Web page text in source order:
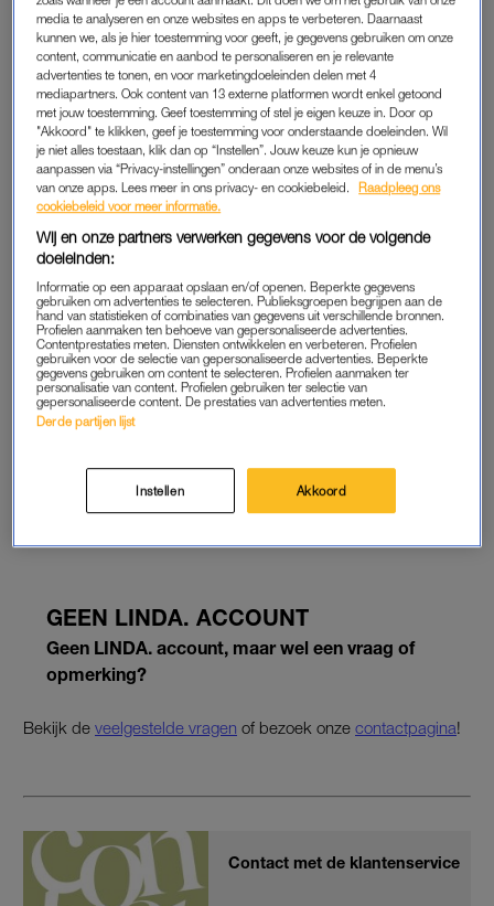
Log in op mijn.linda.nl en krijg hiermee toegang tot jouw
LINDA. account. Je kunt hier je gegevens wijzigen,
facturen inzien & downloaden en in contact komen met
de klantenservice.
LOG IN OP JOUW LINDA. ACCOUNT.
LINDA. ACCOUNT
Heb ik een LINDA. account?
Een LINDA. account krijg je automatisch als je een LINDA.- of
LINDA.meiden abonnement afsluit. Heb je nog geen
abonnementen en acties we op dit moment aanbieden.
GEEN LINDA. ACCOUNT
Geen LINDA. account, maar wel een vraag of
opmerking?
Bekijk de veelgestelde vragen of bezoek onze contactpagina!
Contact met de klantenservice
media te analyseren en onze websites en apps te verbeteren. Daarnaast
kunnen we, als je hier toestemming voor geeft, je gegevens gebruiken om onze
content, communicatie en aanbod te personaliseren en je relevante
advertenties te tonen, en voor marketingdoeleinden delen met 4
mediapartners. Ook content van 13 externe platformen wordt enkel getoond
met jouw toestemming. Geef toestemming of stel je eigen keuze in. Door op
"Akkoord" te klikken, geef je toestemming voor onderstaande doeleinden. Wil
je niet alles toestaan, klik dan op “Instellen”. Jouw keuze kun je opnieuw
aanpassen via “Privacy-instellingen” onderaan onze websites of in de menu’s
van onze apps. Lees meer in ons privacy- en cookiebeleid.
Raadpleeg ons
cookiebeleid voor meer informatie.
Wij en onze partners verwerken gegevens voor de volgende
doeleinden:
Informatie op een apparaat opslaan en/of openen. Beperkte gegevens
gebruiken om advertenties te selecteren. Publieksgroepen begrijpen aan de
hand van statistieken of combinaties van gegevens uit verschillende bronnen.
Profielen aanmaken ten behoeve van gepersonaliseerde advertenties.
Contentprestaties meten. Diensten ontwikkelen en verbeteren. Profielen
gebruiken voor de selectie van gepersonaliseerde advertenties. Beperkte
gegevens gebruiken om content te selecteren. Profielen aanmaken ter
personalisatie van content. Profielen gebruiken ter selectie van
gepersonaliseerde content. De prestaties van advertenties meten.
Derde partijen lijst
Instellen Akkoord